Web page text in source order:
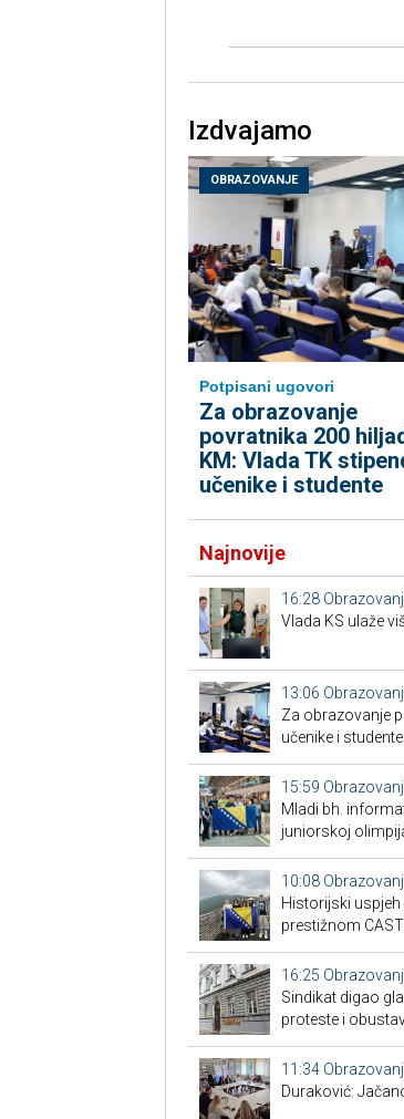
Izdvajamo
OBRAZOVANJE
Potpisani ugovori
Za obrazovanje
povratnika 200
KM: Vlada TK
učenike i studente
Najnovije
16:28
Vlada KS ulaže
13:06
Za obrazovanje
učenike i studente
15:59
Mladi bh.
juniorskoj
10:08
Historijski uspjeh
prestižnom
16:25
Sindikat digao
proteste i
11:34
Duraković: